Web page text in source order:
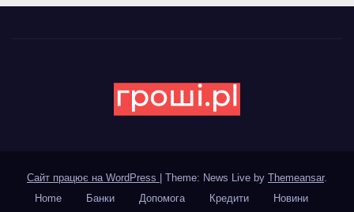
Сайт працює на WordPress Theme: News Live by Themeansar.
Home
Банки Допомога Кредити Новини